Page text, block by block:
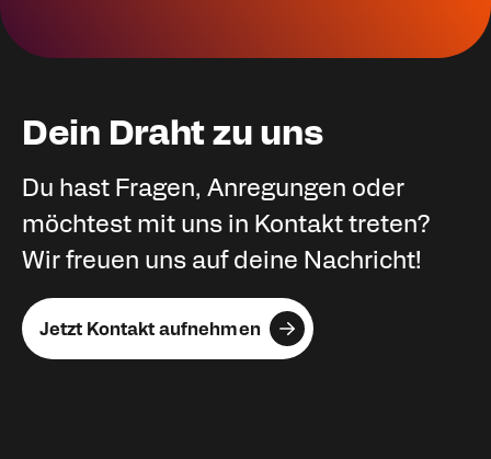
Dein Draht zu uns
Du hast Fragen, Anregungen oder
möchtest mit uns in Kontakt treten?
Wir freuen uns auf deine Nachricht!
Jetzt Kontakt aufnehmen